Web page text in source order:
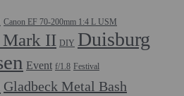
Canon EF 70-200mm 1:4 L USM
Mark II DIY Duisburg
Event f/1.8 Festival
Gladbeck Metal Bash